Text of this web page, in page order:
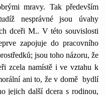
mravy. Tak především
nesprávné jsou úvahy
dceři M.. V této souvislosti
zapojuje do pracovního
jsou toho názoru, že
zcela namístě i ve vztahu k
ani to, že v domě bydlí
jejich další dcera s rodinou,